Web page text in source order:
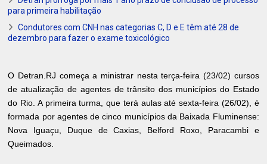
para primeira habilitação
Condutores com CNH nas categorias C, D e E têm até 28 de
dezembro para fazer o exame toxicológico
O Detran.RJ começa a ministrar nesta terça-feira (23/02) cursos
de atualização de agentes de trânsito dos municípios do Estado
do Rio. A primeira turma, que terá aulas até sexta-feira (26/02), é
formada por agentes de cinco municípios da Baixada Fluminense:
Nova Iguaçu, Duque de Caxias, Belford Roxo, Paracambi e
Queimados.